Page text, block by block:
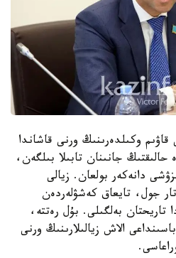
وكىلدەرىنىڭ ورنى قاشاندا
جانىنان تابىلا بىلگەن،
دانەكەر بولعان. زيالى
جول، تايعاق كەشۋلەردەن
تاريحتان بەلگىلى. بۇل رەتتە،
الاش زيالىلارىنىڭ ورنى